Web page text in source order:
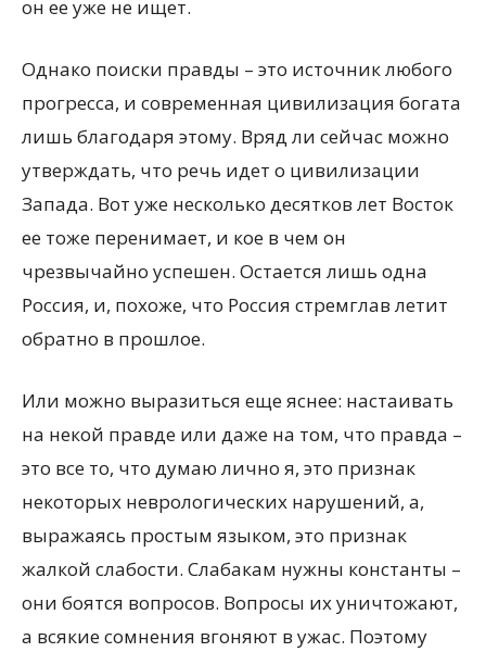
он ее уже не ищет.
Однако поиски правды – это источник любого
прогресса, и современная цивилизация богата
лишь благодаря этому. Вряд ли сейчас можно
утверждать, что речь идет о цивилизации
Запада. Вот уже несколько десятков лет Восток
ее тоже перенимает, и кое в чем он
чрезвычайно успешен. Остается лишь одна
Россия, и, похоже, что Россия стремглав летит
обратно в прошлое.
Или можно выразиться еще яснее: настаивать
на некой правде или даже на том, что правда –
это все то, что думаю лично я, это признак
некоторых неврологических нарушений, а,
выражаясь простым языком, это признак
жалкой слабости. Слабакам нужны константы –
они боятся вопросов. Вопросы их уничтожают,
а всякие сомнения вгоняют в ужас. Поэтому